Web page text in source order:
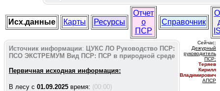
Исх.данные Карты Ресурсы
Отчет
о
ПСР
Справочник
Источник информации: ЦУКС ЛО Руководство ПСР:
ПСО ЭКСТРЕМУМ Вид ПСР: ПСР в природной среде
Первичная исходная информация:
В лесу c 01.09.2025 время: (00:00)
Сейчас:
Дежурный
руководитель
ПСР:
Теряев
Кирилл
Владимирович
АПСР